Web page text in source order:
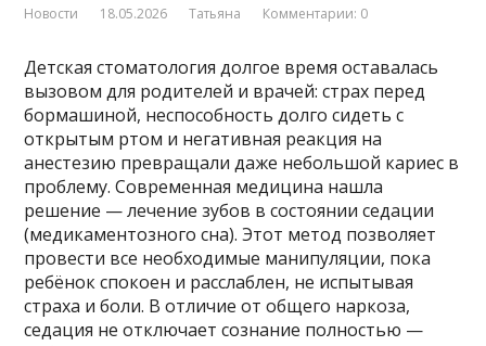
Новости 18.05.2026 Татьяна Комментарии: 0
Детская стоматология долгое время оставалась
вызовом для родителей и врачей: страх перед
бормашиной, неспособность долго сидеть с
открытым ртом и негативная реакция на
анестезию превращали даже небольшой кариес в
проблему. Современная медицина нашла
решение — лечение зубов в состоянии седации
(медикаментозного сна). Этот метод позволяет
провести все необходимые манипуляции, пока
ребёнок спокоен и расслаблен, не испытывая
страха и боли. В отличие от общего наркоза,
седация не отключает сознание полностью —